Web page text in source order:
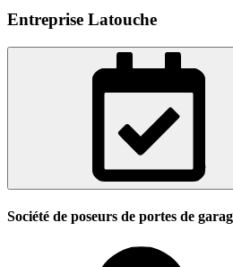
Entreprise Latouche
Société de poseurs de portes de